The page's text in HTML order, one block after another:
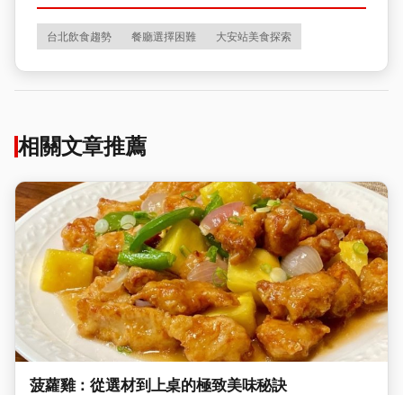
台北飲食趨勢 餐廳選擇困難 大安站美食探索
相關文章推薦
菠蘿雞：從選材到上桌的極致美味秘訣